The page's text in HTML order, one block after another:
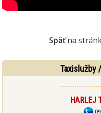
Späťna
Taxislužby
HARLEJ